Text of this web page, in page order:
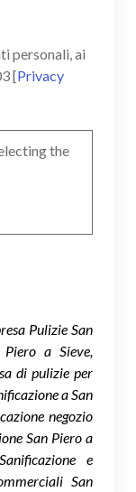
personali, ai
[Privacy
the
Pulizie San
a Sieve,
di pulizie per
a San
negozio
San Piero a
e
San